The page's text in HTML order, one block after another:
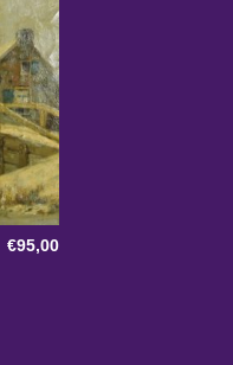
€95,00